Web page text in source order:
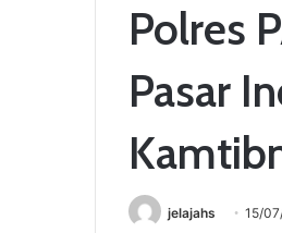
Polres
Pasar
jelajahs 15/